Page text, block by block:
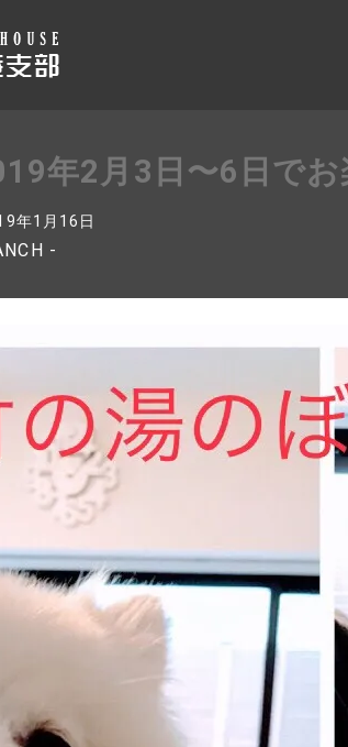
年2月3日〜6日でお
年1月16日
-